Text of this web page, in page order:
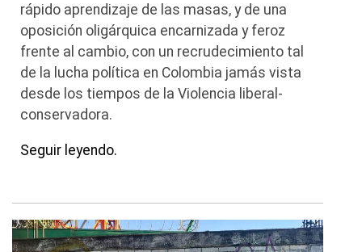
rápido aprendizaje de las masas, y de una
oposición oligárquica encarnizada y feroz
frente al cambio, con un recrudecimiento tal
de la lucha política en Colombia jamás vista
desde los tiempos de la Violencia liberal-
conservadora.
Seguir leyendo.